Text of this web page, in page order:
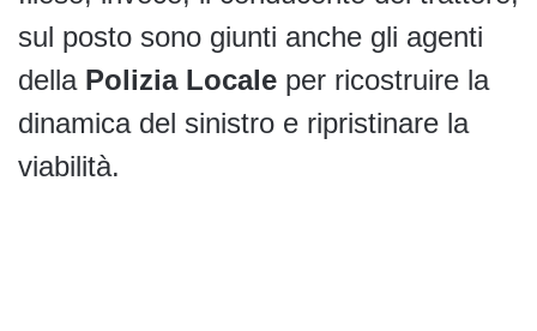
sul posto sono giunti anche gli agenti
della Polizia Locale per ricostruire la
dinamica del sinistro e ripristinare la
viabilità.